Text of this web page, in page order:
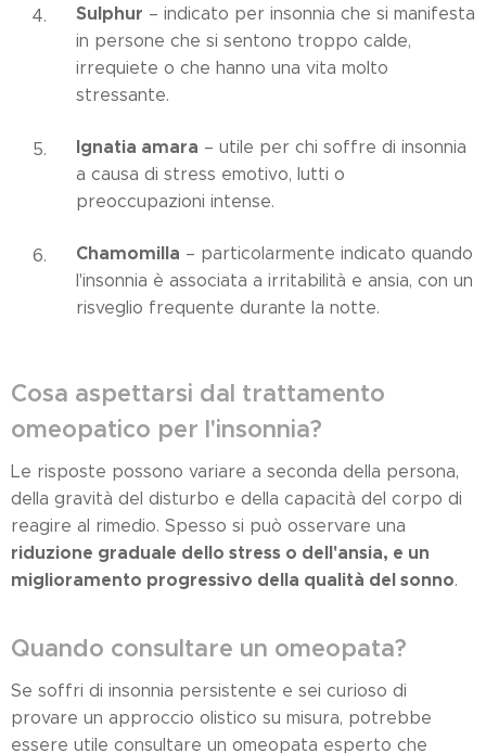
Sulphur – indicato per insonnia che si manifesta
in persone che si sentono troppo calde,
irrequiete o che hanno una vita molto
stressante.
Ignatia amara – utile per chi soffre di insonnia
a causa di stress emotivo, lutti o
preoccupazioni intense.
Chamomilla – particolarmente indicato quando
l'insonnia è associata a irritabilità e ansia, con un
risveglio frequente durante la notte.
Cosa aspettarsi dal trattamento
omeopatico per l'insonnia?
Le risposte possono variare a seconda della persona,
della gravità del disturbo e della capacità del corpo di
reagire al rimedio. Spesso si può osservare una
riduzione graduale dello stress o dell'ansia, e un
miglioramento progressivo della qualità del sonno.
Quando consultare un omeopata?
Se soffri di insonnia persistente e sei curioso di
provare un approccio olistico su misura, potrebbe
essere utile consultare un omeopata esperto che